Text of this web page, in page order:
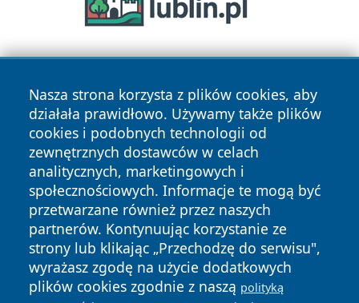
Nasza strona korzysta z plików cookies, aby
działała prawidłowo. Używamy także plików
cookies i podobnych technologii od
zewnętrznych dostawców w celach
analitycznych, marketingowych i
społecznościowych. Informacje te mogą być
przetwarzane również przez naszych
partnerów. Kontynuując korzystanie ze
strony lub klikając „Przechodzę do serwisu",
wyrażasz zgodę na użycie dodatkowych
plików cookies zgodnie z naszą polityką
Copyright © 2026 tarnowskie24.pl Wszystkie prawa
zastrzeżone.
News Autorzy
Polityka
Prywatności
Polityka
Cookies